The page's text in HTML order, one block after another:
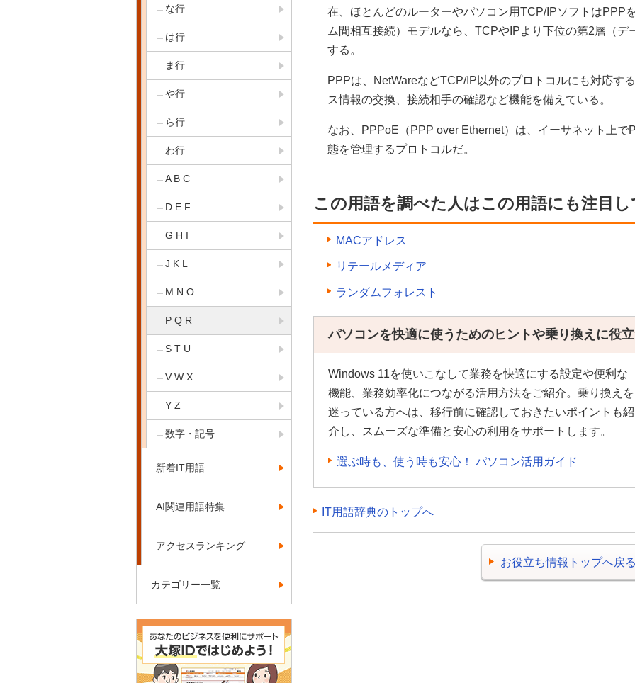
在、ほとんどのルーターやパソコン用TCP/IPソフトはPPP
ム間相互接続）モデルなら、TCPやIPより下位の第2層（
する。
PPPは、NetWareなどTCP/IP以外のプロトコルにも対応す
ス情報の交換、接続相手の確認など機能を備えている。
なお、PPPoE（PPP over Ethernet）は、イーサネット上
態を管理するプロトコルだ。
この用語を調べた人はこの用語にも注目
MACアドレス
リテールメディア
ランダムフォレスト
パソコンを快適に使うためのヒントや乗り換えに役
Windows 11を使いこなして業務を快適にする設定や便利な
機能、業務効率化につながる活用方法をご紹介。乗り換えを
迷っている方へは、移行前に確認しておきたいポイントも紹
介し、スムーズな準備と安心の利用をサポートします。
選ぶ時も、使う時も安心！ パソコン活用ガイド
IT用語辞典のトップへ
お役立ち情報トップへ戻
な行
は行
ま行
や行
ら行
わ行
A B C
D E F
G H I
J K L
M N O
P Q R
S T U
V W X
Y Z
数字・記号
新着IT用語
AI関連用語特集
アクセスランキング
カテゴリー一覧